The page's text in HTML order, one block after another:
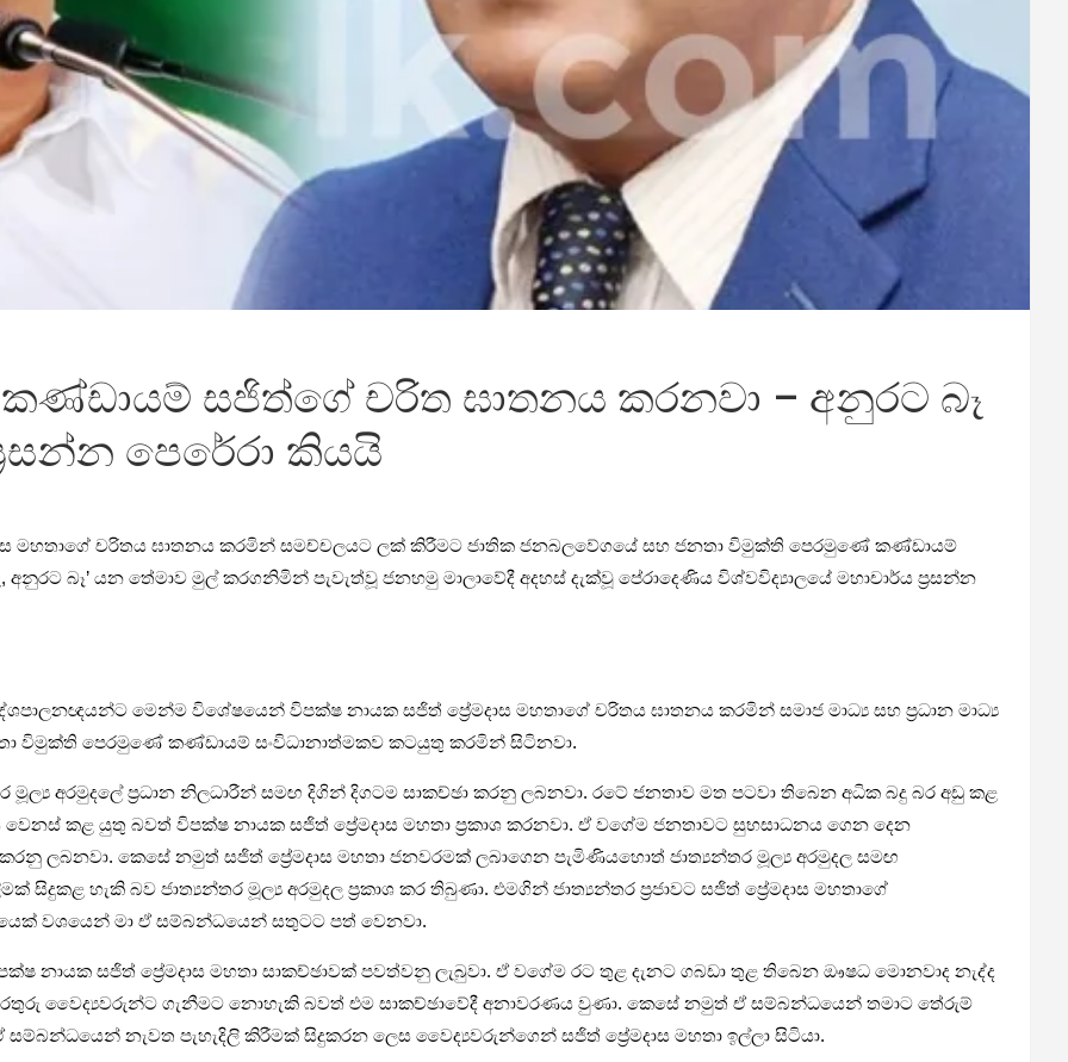
කණ්ඩායම් සජිත්ගේ චරිත ඝාතනය කරනවා – අනුරට බෑ
පෙරේරා කියයි
මහතාගේ චරිතය ඝාතනය කරමින් සමච්චලයට ලක් කිරීමට ජාතික ජනබලවේගයේ සහ ජනතා විමුක්ති පෙරමුණේ කණ්ඩායම්
බෑ’ යන තේමාව මුල් කරගනිමින් පැවැත්වූ ජනහමු මාලාවේදී අදහස් දැක්වූ පේරාදෙණිය විශ්වවිද්‍යාලයේ මහාචාර්ය ප්‍රසන්න
මෙන්ම විශේෂයෙන් විපක්ෂ නායක සජිත් ප්‍රේමදාස මහතාගේ චරිතය ඝාතනය කරමින් සමාජ මාධ්‍ය සහ ප්‍රධාන මාධ්‍ය
විමුක්ති පෙරමුණේ කණ්ඩායම් සංවිධානාත්මකව කටයුතු කරමින් සිටිනවා.
මූල්‍ය අරමුදලේ ප්‍රධාන නිලධාරීන් සමඟ දිගින් දිගටම සාකච්ඡා කරනු ලබනවා. රටේ ජනතාව මත පටවා තිබෙන අධික බදු බර අඩු කළ
කළ යුතු බවත් විපක්ෂ නායක සජිත් ප්‍රේමදාස මහතා ප්‍රකාශ කරනවා. ඒ වගේම ජනතාවට සුභසාධනය ගෙන දෙන
කරනු ලබනවා. කෙසේ නමුත් සජිත් ප්‍රේමදාස මහතා ජනවරමක් ලබාගෙන පැමිණියහොත් ජාත්‍යන්තර මූල්‍ය අරමුදල සමඟ
හැකි බව ජාත්‍යන්තර මූල්‍ය අරමුදල ප්‍රකාශ කර තිබුණා. එමගින් ජාත්‍යන්තර ප්‍රජාවට සජිත් ප්‍රේමදාස මහතාගේ
වශයෙන් මා ඒ සම්බන්ධයෙන් සතුටට පත් වෙනවා.
නායක සජිත් ප්‍රේමදාස මහතා සාකච්ඡාවක් පවත්වනු ලැබුවා. ඒ වගේම රට තුළ දැනට ගබඩා තුළ තිබෙන ඖෂධ මොනවාද නැද්ද
වෛද්‍යවරුන්ට ගැනීමට නොහැකි බවත් එම සාකච්ඡාවේදී අනාවරණය වුණා. කෙසේ නමුත් ඒ සම්බන්ධයෙන් තමාට තේරුම්
නැවත පැහැදිලි කිරීමක් සිදුකරන ලෙස වෛද්‍යවරුන්ගෙන් සජිත් ප්‍රේමදාස මහතා ඉල්ලා සිටියා.